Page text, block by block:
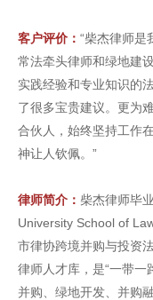
客户评价： “柴杰律师是
常法牵头律师和绿地建
实践经验和专业知识的
了很多宝贵建议。更为
合伙人，始终坚持工作
神让人钦佩。”
律师简介： 柴杰律师毕
University School of
市律协跨境并购与投资
律师人才库，是“一带一
并购、绿地开发、并购